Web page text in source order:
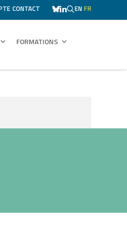
CONTACT EN FR
FORMATIONS